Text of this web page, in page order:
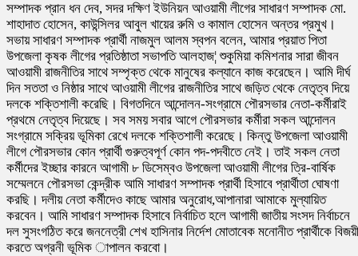
সম্পাদক প্রান ধন দেব, সদর দক্ষিণ ইউনিয়ন আওয়ামী লীগের সাধারণ সম্পাদক মো.
শাহাদাত হোসেন, কাউন্সিলর আবুল খায়ের রুমি ও কামাল হোসেন অন্তর প্রমুখ।
সভায় সাধারণ সম্পাদক প্রার্থী নাজমুল আলম স্বপন বলেন, আমার প্রয়াত পিতা
উপজেলা কৃষক লীগের প্রতিষ্ঠাতা সভাপতি আলহাজ¦ শুকুমিয়া কমিশনার সারা জীবন
আওয়ামী রাজনীতির সাথে সম্পৃক্ত থেকে মানুষের কল্যানে কাজ করেছেন। আমি দীর্ঘ
দিন সততা ও নিষ্ঠার সাথে আওয়ামী লীগের রাজনীতির সাথে জড়িত থেকে নেতৃত্ব দিয়ে
দলকে শক্তিশালী করেছি। বিগতদিনে আন্দোলন-সংগ্রামে পৌরসভার নেতা-কর্মীরাই
প্রথমে নেতৃত্ব দিয়েছে। সব সময় সবার আগে পৌরসভার কর্মীরা সকল আন্দোলন
সংগ্রামে সক্রিয় ভূমিকা রেখে দলকে শক্তিশালী করেছে। কিন্তু উপজেলা আওয়ামী
লীগে পৌরসভার কোন প্রার্থী গুরুত্বপূর্ণ কোন পদ-পদবীতে নেই। তাই সকল নেতা
কর্মীদের ইচ্ছার কারনে আগামী ৮ ডিসেম্বও উপজেলা আওয়ামী লীগের ত্রি-বার্ষিক
সম্মেলনে পৌরসভা কেন্দ্রীক আমি সাধারণ সম্পাদক প্রার্থী হিসাবে প্রার্থীতা ঘোষণা
করছি। দলীয় নেতা কর্মীদেও কাছে আমার অনুরোধ,আপানারা আমাকে মুল্যায়িত
করবেন। আমি সাধারণ সম্পাদক হিসাবে নির্বাচিত হলে আগামী জাতীয় সংসদ নির্বাচনে
দল সুসংগঠিত করে জননেত্রী শেখ হাসিনার নির্দেশ মোতাবেক মনোনীত প্রার্থীকে বিজয়ী
করতে অগ্রনী ভূমিক াপালন করবো।